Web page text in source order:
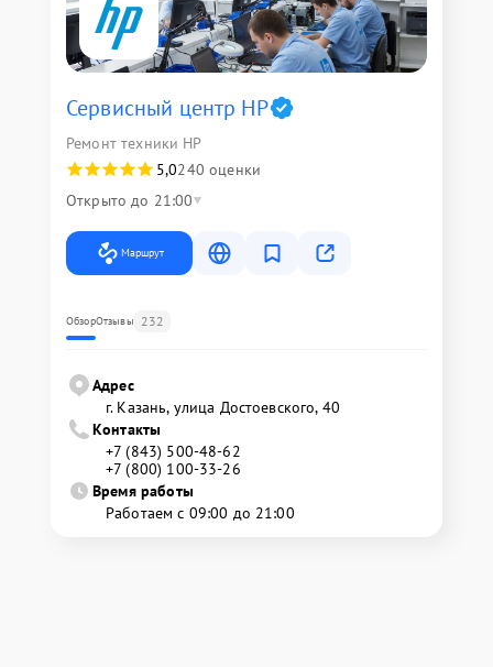
Сервисный центр HP
Ремонт техники HP
5,0240 оценки
Открыто до 21:00
Маршрут
ОбзорОтзывы 232
Адрес
г. Казань, улица Достоевского, 40
Контакты
+7 (843) 500-48-62
+7 (800) 100-33-26
Время работы
Работаем с 09:00 до 21:00